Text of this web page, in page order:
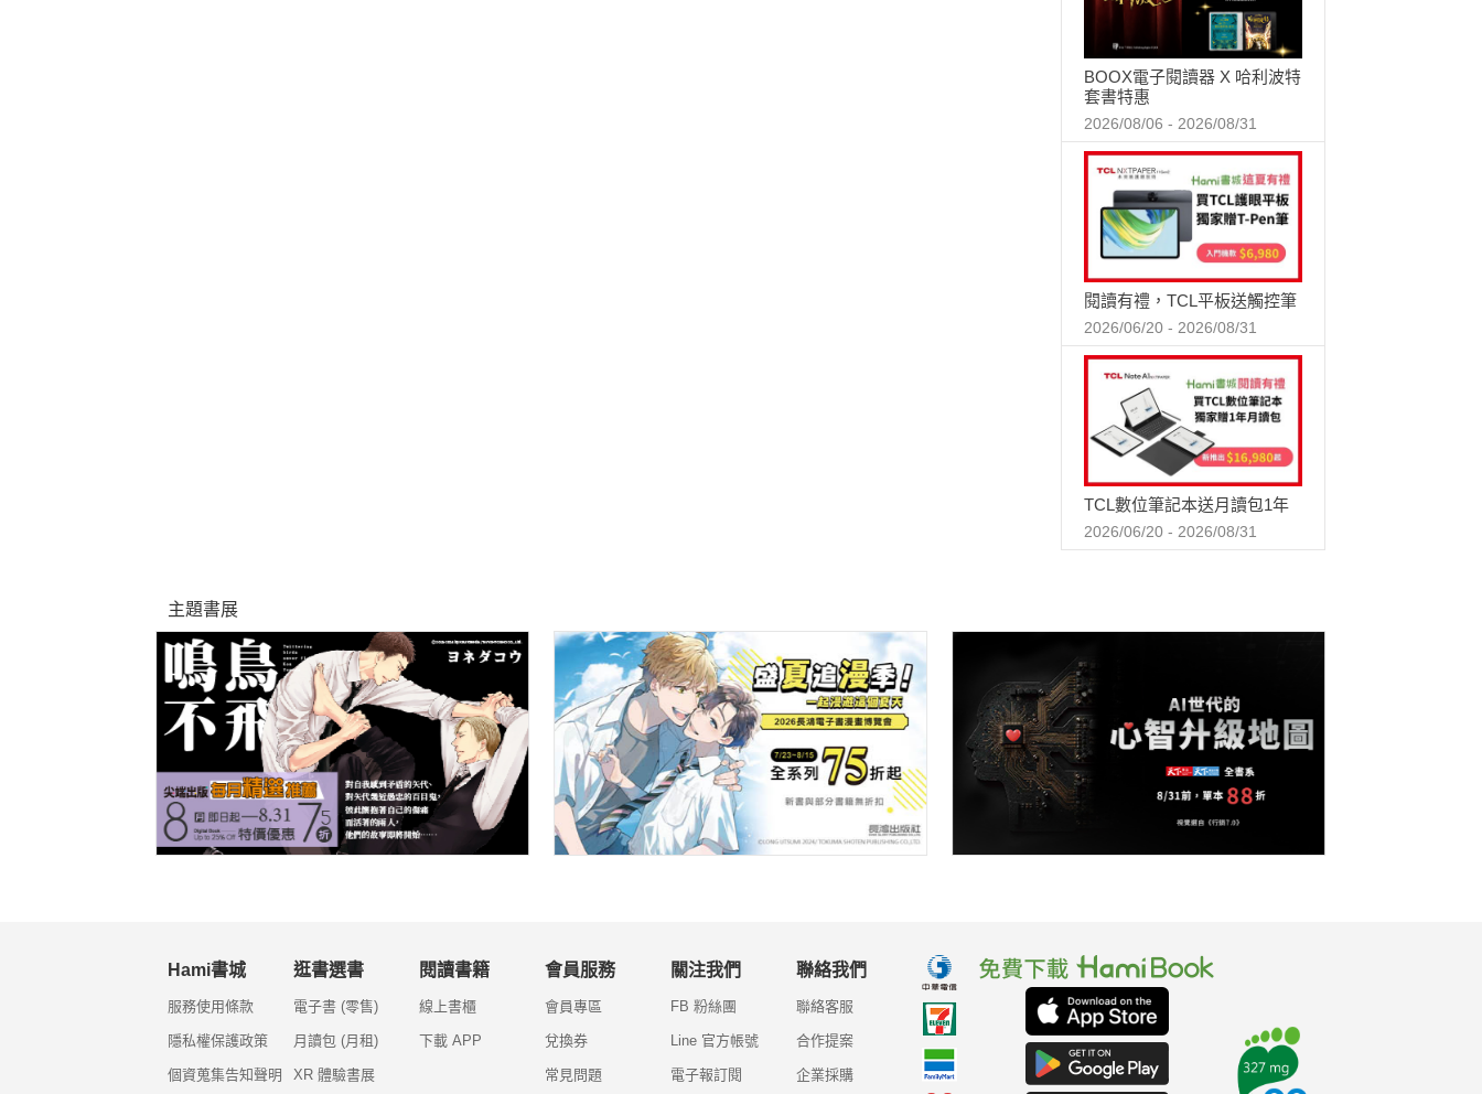
BOOX電子閱讀器 X 哈利波特
套書特惠
2026/08/06 - 2026/08/31
閱讀有禮，TCL平板送觸控筆
2026/06/20 - 2026/08/31
TCL數位筆記本送月讀包1年
2026/06/20 - 2026/08/31
主題書展
Hami書城
服務使用條款
隱私權保護政策
個資蒐集告知聲明
逛書選書
電子書 (零售)
月讀包 (月租)
XR 體驗書展
閱讀書籍
線上書櫃
下載 APP
會員服務
會員專區
兌換券
常見問題
關注我們
FB 粉絲團
Line 官方帳號
電子報訂閱
聯絡我們
聯絡客服
合作提案
企業採購